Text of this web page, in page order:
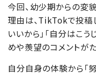
今回、幼少期からの変
理由は、TikTokで投稿
いいから」「自分はこう
めや羨望のコメントが
自分自身の体験から「